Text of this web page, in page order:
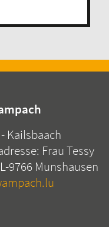
Kailsbaach
Frau Tessy
9766 Munshausen